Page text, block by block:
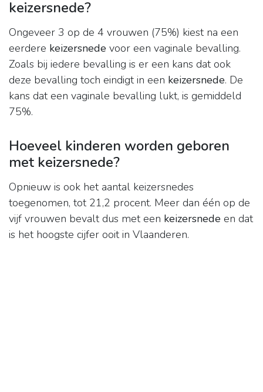
keizersnede?
Ongeveer 3 op de 4 vrouwen (75%) kiest na een
eerdere keizersnede voor een vaginale bevalling.
Zoals bij iedere bevalling is er een kans dat ook
deze bevalling toch eindigt in een keizersnede. De
kans dat een vaginale bevalling lukt, is gemiddeld
75%.
Hoeveel kinderen worden geboren
met keizersnede?
Opnieuw is ook het aantal keizersnedes
toegenomen, tot 21,2 procent. Meer dan één op de
vijf vrouwen bevalt dus met een keizersnede en dat
is het hoogste cijfer ooit in Vlaanderen.